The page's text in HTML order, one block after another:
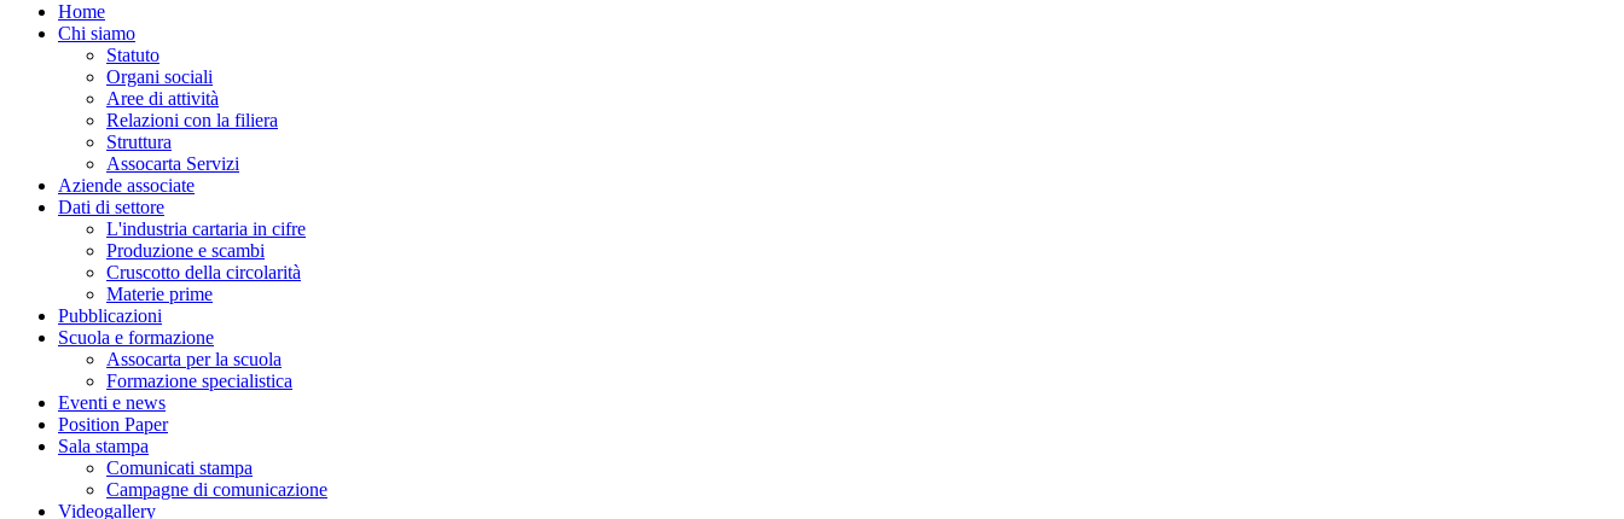
Home
Chi siamo
Statuto
Organi sociali
Aree di attività
Relazioni con la filiera
Struttura
Assocarta Servizi
Aziende associate
Dati di settore
L'industria cartaria in cifre
Produzione e scambi
Cruscotto della circolarità
Materie prime
Pubblicazioni
Scuola e formazione
Assocarta per la scuola
Formazione specialistica
Eventi e news
Position Paper
Sala stampa
Comunicati stampa
Campagne di comunicazione
Videogallery